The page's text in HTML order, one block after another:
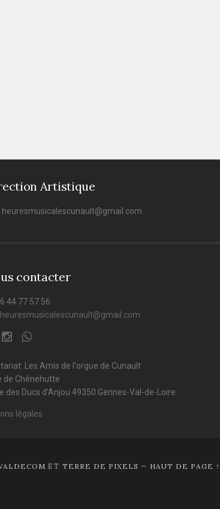
Artistique
heuresmusicalescunault@gmail.com
contacter
44 77 57 56
heuresmusicalescunault@gmail.com
Les Amis de l'orgue de Cunault
de Chênehutte
des Ducs d’Anjou 49350 Gennes-Val-de-Loire
légales
ET TERRE DE PIXELS — HAUT DE PAGE ↑